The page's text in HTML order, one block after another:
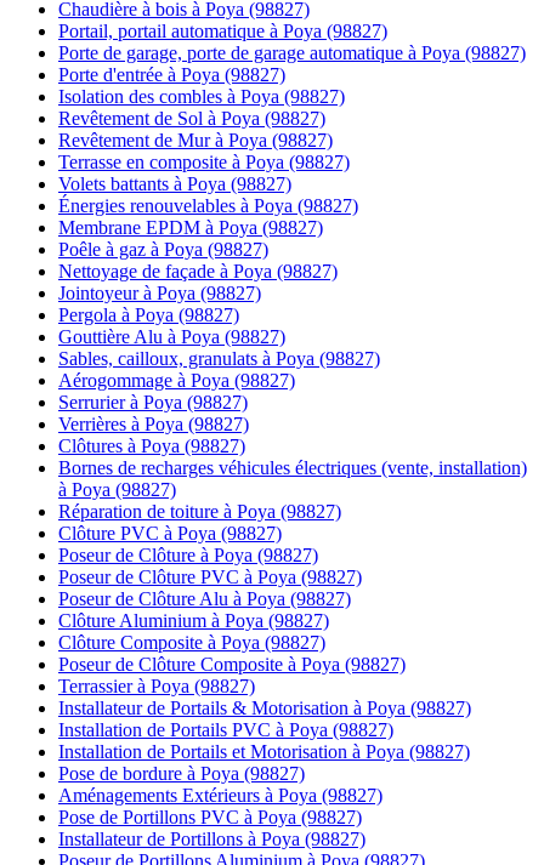
Chaudière à bois à Poya (98827)
Portail, portail automatique à Poya (98827)
Porte de garage, porte de garage automatique à Poya (98827)
Porte d'entrée à Poya (98827)
Isolation des combles à Poya (98827)
Revêtement de Sol à Poya (98827)
Revêtement de Mur à Poya (98827)
Terrasse en composite à Poya (98827)
Volets battants à Poya (98827)
Énergies renouvelables à Poya (98827)
Membrane EPDM à Poya (98827)
Poêle à gaz à Poya (98827)
Nettoyage de façade à Poya (98827)
Jointoyeur à Poya (98827)
Pergola à Poya (98827)
Gouttière Alu à Poya (98827)
Sables, cailloux, granulats à Poya (98827)
Aérogommage à Poya (98827)
Serrurier à Poya (98827)
Verrières à Poya (98827)
Clôtures à Poya (98827)
Bornes de recharges véhicules électriques (vente, installation)
à Poya (98827)
Réparation de toiture à Poya (98827)
Clôture PVC à Poya (98827)
Poseur de Clôture à Poya (98827)
Poseur de Clôture PVC à Poya (98827)
Poseur de Clôture Alu à Poya (98827)
Clôture Aluminium à Poya (98827)
Clôture Composite à Poya (98827)
Poseur de Clôture Composite à Poya (98827)
Terrassier à Poya (98827)
Installateur de Portails & Motorisation à Poya (98827)
Installation de Portails PVC à Poya (98827)
Installation de Portails et Motorisation à Poya (98827)
Pose de bordure à Poya (98827)
Aménagements Extérieurs à Poya (98827)
Pose de Portillons PVC à Poya (98827)
Installateur de Portillons à Poya (98827)